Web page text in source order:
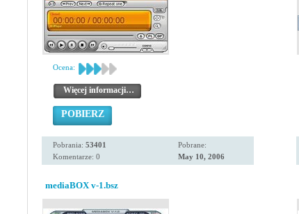
Ocena:
Więcej informacji…
POBIERZ
Pobrania: 53401
Komentarze: 0
Pobrane:
May 10, 2006
mediaBOX v-1.bsz